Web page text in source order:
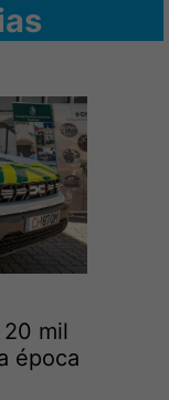
mil
época